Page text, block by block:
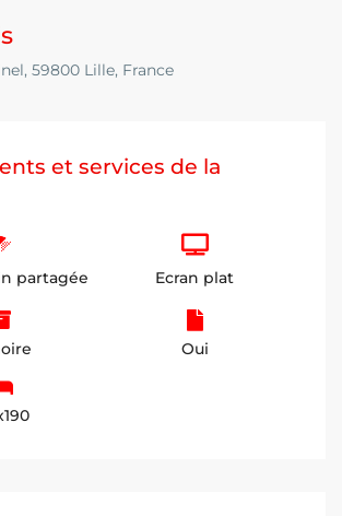
59800 Lille, France
et services de la
partagée Ecran plat
Oui